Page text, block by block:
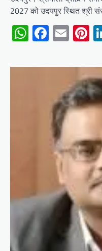
2027 को उदयपुर स्थित श्री
WhatsApp